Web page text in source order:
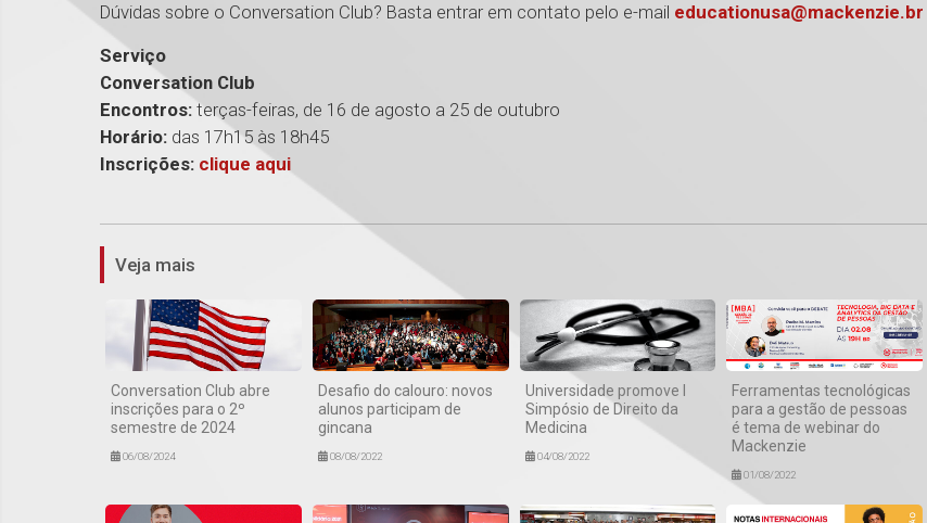
Dúvidas sobre o Conversation Club? Basta entrar em contato pelo e-mail educationusa@mackenzie.br
Serviço
Conversation Club
Encontros: terças-feiras, de 16 de agosto a 25 de outubro
Horário: das 17h15 às 18h45
Inscrições: clique aqui
Veja mais
Conversation Club abre
inscrições para o 2º
semestre de 2024
06/08/2024
Desafio do calouro: novos
alunos participam de
gincana
08/08/2022
Universidade promove I
Simpósio de Direito da
Medicina
04/08/2022
Ferramentas tecnológicas
para a gestão de pessoas
é tema de webinar do
Mackenzie
01/08/2022